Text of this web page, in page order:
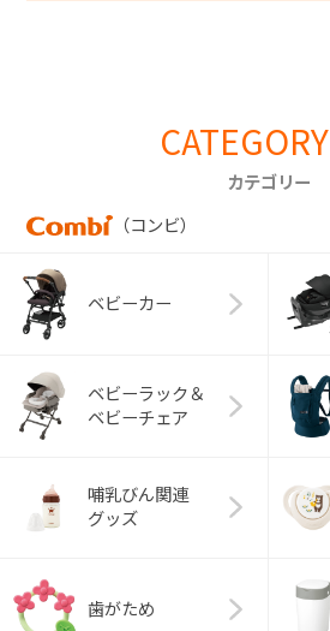
CATEGORY
カテゴリー
（コンビ）
ベビーカー
ベビーラック＆
ベビーチェア
哺乳びん関連
グッズ
歯がため